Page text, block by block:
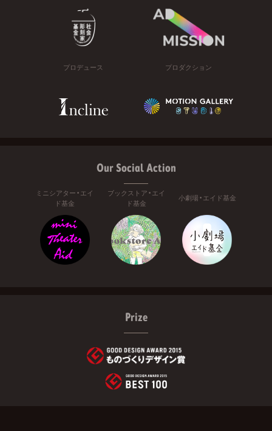
プロデュース プロダクション
Our Social Action
ミニシアター・エイ
ド基金
ブックストア・エイ
ド基金
小劇場・エイド基金
Prize